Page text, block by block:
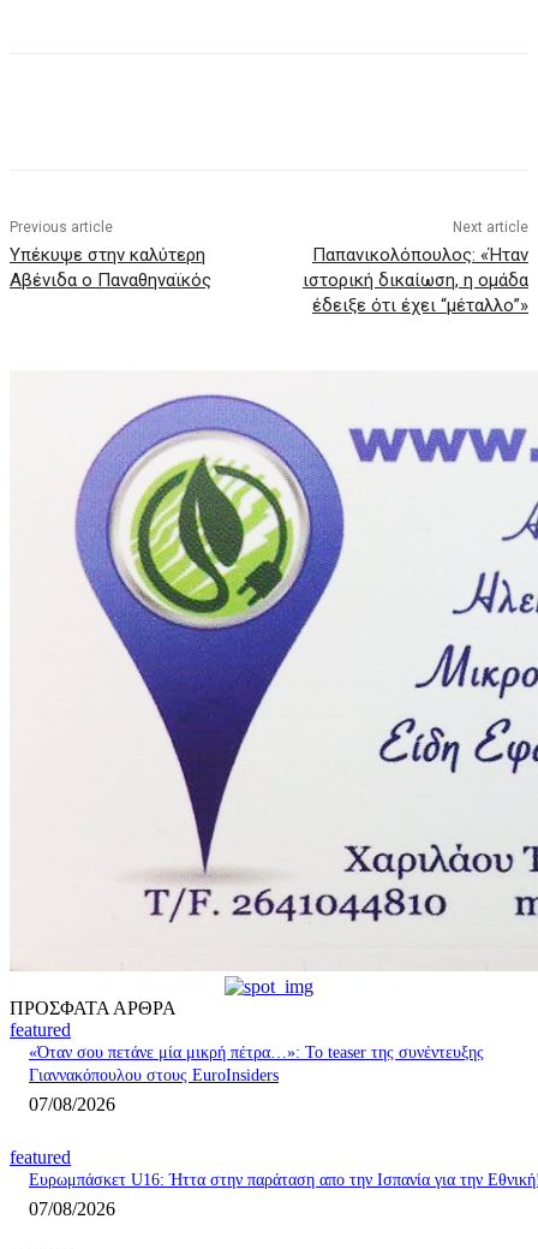
Previous article
Υπέκυψε στην καλύτερη
Αβένιδα ο Παναθηναϊκός
Next article
Παπανικολόπουλος: «Ήταν
ιστορική δικαίωση, η ομάδα
έδειξε ότι έχει “μέταλλο”»
ΠΡΟΣΦΑΤΑ ΑΡΘΡΑ
featured
«Όταν σου πετάνε μία μικρή πέτρα…»: Το teaser της συνέντευξης
Γιαννακόπουλου στους EuroInsiders
07/08/2026
featured
Ευρωμπάσκετ U16: Ήττα στην παράταση απο την Ισπανία για την
07/08/2026